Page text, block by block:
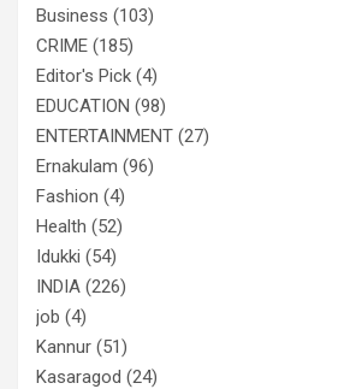
Business (103)
CRIME (185)
Editor's Pick (4)
EDUCATION (98)
ENTERTAINMENT (27)
Ernakulam (96)
Fashion (4)
Health (52)
Idukki (54)
INDIA (226)
job (4)
Kannur (51)
Kasaragod (24)